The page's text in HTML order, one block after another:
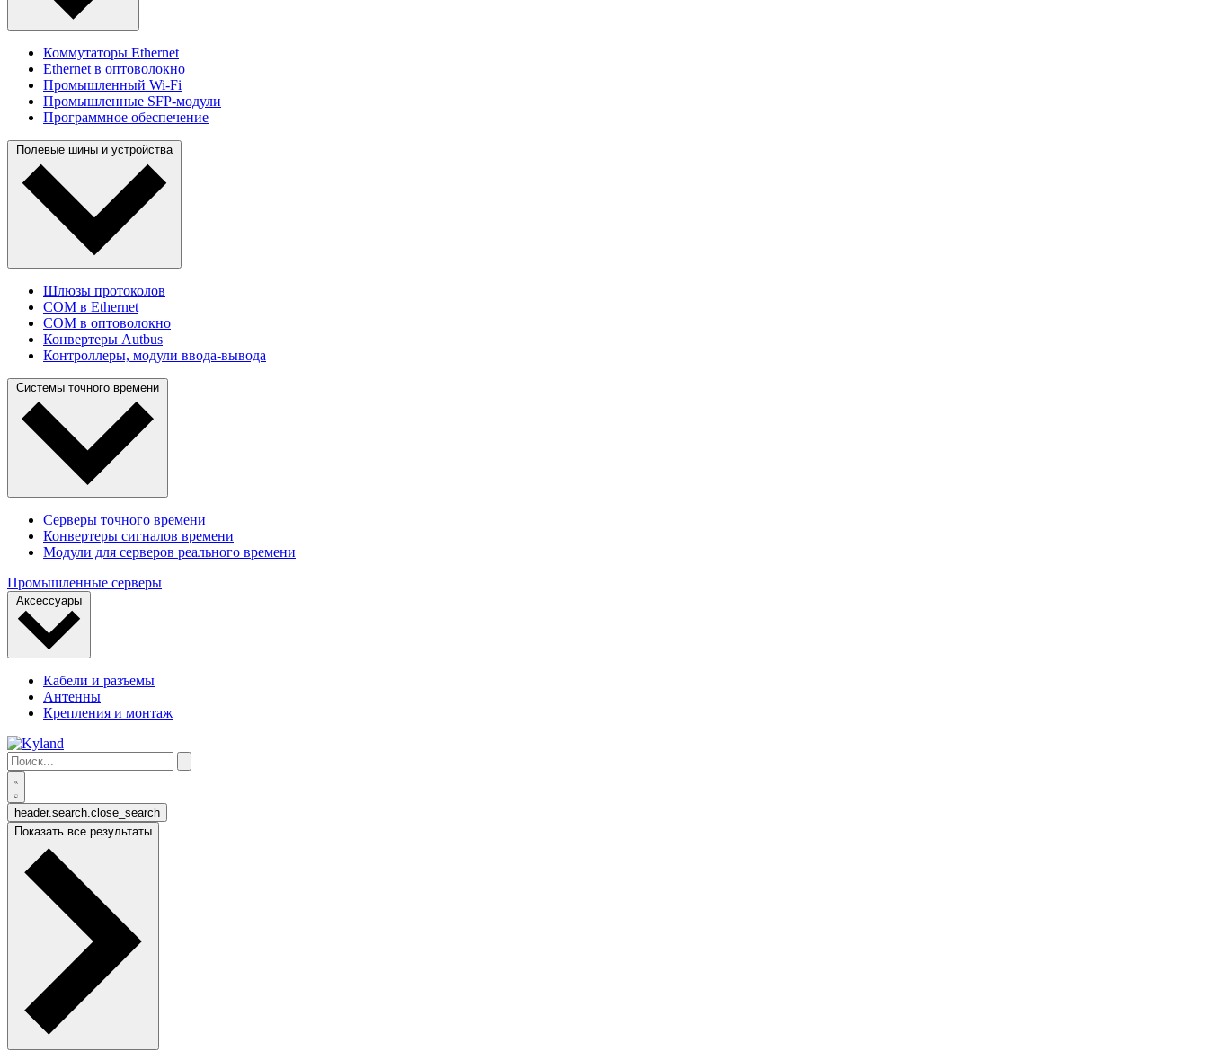
Коммутаторы Ethernet
Ethernet в оптоволокно
Промышленный Wi-Fi
Промышленные SFP-модули
Программное обеспечение
Полевые шины и устройства
Шлюзы протоколов
COM в Ethernet
COM в оптоволокно
Конвертеры Autbus
Контроллеры, модули ввода-вывода
Системы точного времени
Серверы точного времени
Конвертеры сигналов времени
Модули для серверов реального времени
Промышленные серверы
Аксессуары
Кабели и разъемы
Антенны
Крепления и монтаж
header.search.close_search
Показать все результаты